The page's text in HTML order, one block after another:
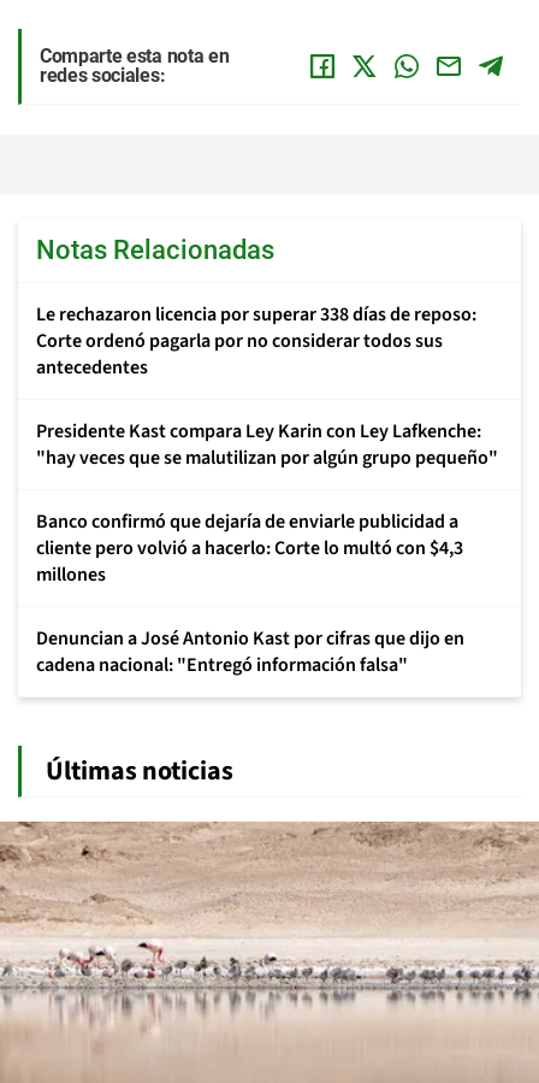
Comparte esta nota en
redes sociales:
Notas Relacionadas
Le rechazaron licencia por superar 338 días de reposo:
Corte ordenó pagarla por no considerar todos sus
antecedentes
Presidente Kast compara Ley Karin con Ley Lafkenche:
"hay veces que se malutilizan por algún grupo pequeño"
Banco confirmó que dejaría de enviarle publicidad a
cliente pero volvió a hacerlo: Corte lo multó con $4,3
millones
Denuncian a José Antonio Kast por cifras que dijo en
cadena nacional: "Entregó información falsa"
Últimas noticias